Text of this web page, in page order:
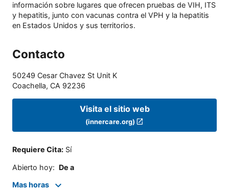
información sobre lugares que ofrecen pruebas de VIH, ITS
y hepatitis, junto con vacunas contra el VPH y la hepatitis
en Estados Unidos y sus territorios.
Contacto
50249 Cesar Chavez St Unit K
Coachella, CA 92236
Visita el sitio web
(innercare.org)
Requiere Cita: Sí
Abierto hoy: De a
Mas horas